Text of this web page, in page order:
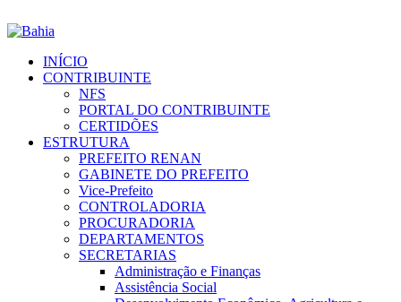
INÍCIO
CONTRIBUINTE
NFS
PORTAL DO CONTRIBUINTE
CERTIDÕES
ESTRUTURA
PREFEITO RENAN
GABINETE DO PREFEITO
Vice-Prefeito
CONTROLADORIA
PROCURADORIA
DEPARTAMENTOS
SECRETARIAS
Administração e Finanças
Assistência Social